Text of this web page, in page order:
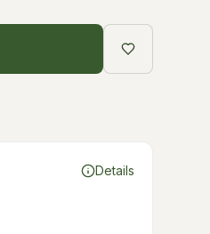
Details